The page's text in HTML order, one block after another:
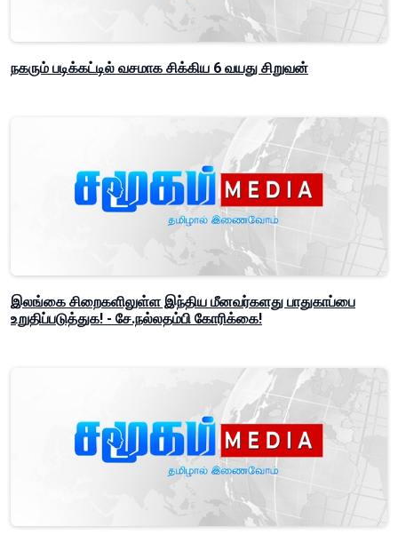
நகரும் படிக்கட்டில் வசமாக சிக்கிய 6 வயது சிறுவன்
இலங்கை சிறைகளிலுள்ள இந்திய மீனவர்களது பாதுகாப்பை
உறுதிப்படுத்துக! - சே.நல்லதம்பி கோரிக்கை!